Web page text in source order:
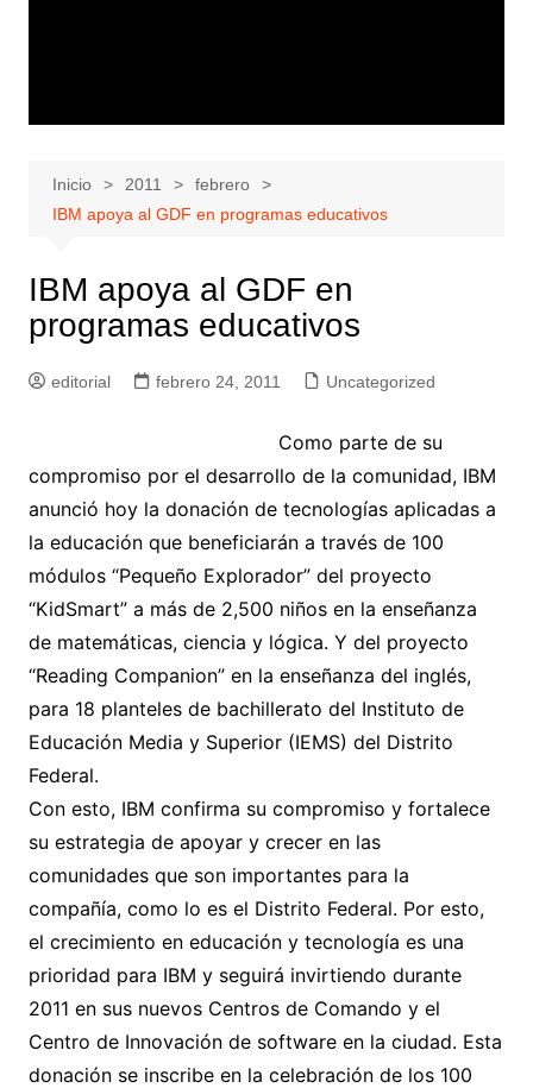
Inicio 2011
febrero
IBM apoya al GDF en programas educativos
IBM apoya al GDF en
programas educativos
editorial febrero 24, 2011 Uncategorized
Como parte de su
compromiso por el desarrollo de la comunidad, IBM
anunció hoy la donación de tecnologías aplicadas a
la educación que beneficiarán a través de 100
módulos “Pequeño Explorador” del proyecto
“KidSmart” a más de 2,500 niños en la enseñanza
de matemáticas, ciencia y lógica. Y del proyecto
“Reading Companion” en la enseñanza del inglés,
para 18 planteles de bachillerato del Instituto de
Educación Media y Superior (IEMS) del Distrito
Federal.
Con esto, IBM confirma su compromiso y fortalece
su estrategia de apoyar y crecer en las
comunidades que son importantes para la
compañía, como lo es el Distrito Federal. Por esto,
el crecimiento en educación y tecnología es una
prioridad para IBM y seguirá invirtiendo durante
2011 en sus nuevos Centros de Comando y el
Centro de Innovación de software en la ciudad. Esta
donación se inscribe en la celebración de los 100